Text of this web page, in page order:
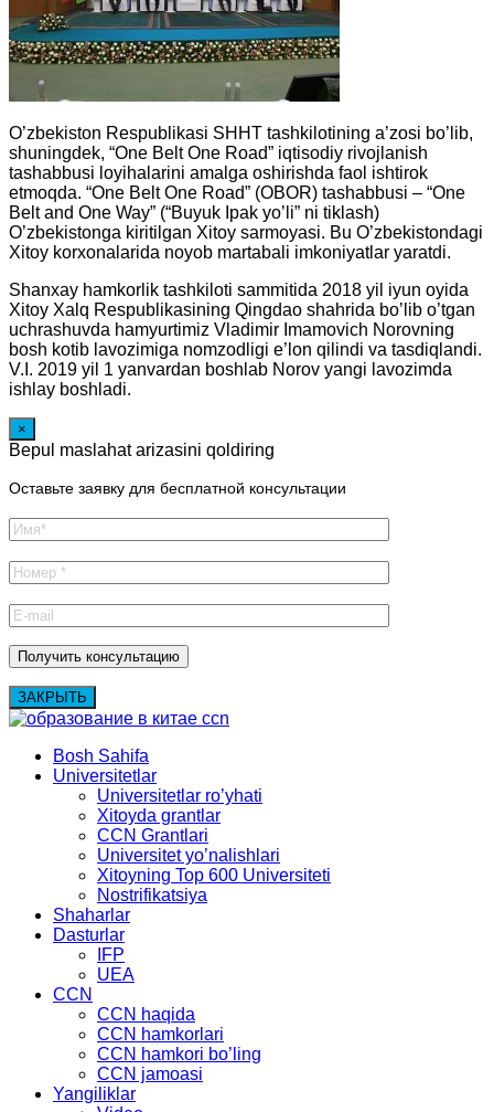
O’zbekiston Respublikasi SHHT tashkilotining a’zosi bo’lib,
shuningdek, “One Belt One Road” iqtisodiy rivojlanish
tashabbusi loyihalarini amalga oshirishda faol ishtirok
etmoqda. “One Belt One Road” (OBOR) tashabbusi – “One
Belt and One Way” (“Buyuk Ipak yo’li” ni tiklash)
O’zbekistonga kiritilgan Xitoy sarmoyasi. Bu O’zbekistondagi
Xitoy korxonalarida noyob martabali imkoniyatlar yaratdi.
Shanxay hamkorlik tashkiloti sammitida 2018 yil iyun oyida
Xitoy Xalq Respublikasining Qingdao shahrida bo’lib o’tgan
uchrashuvda hamyurtimiz Vladimir Imamovich Norovning
bosh kotib lavozimiga nomzodligi e’lon qilindi va tasdiqlandi.
V.I. 2019 yil 1 yanvardan boshlab Norov yangi lavozimda
ishlay boshladi.
×
Bepul maslahat arizasini qoldiring
Оставьте заявку для бесплатной консультации
ЗАКРЫТЬ
Bosh Sahifa
Universitetlar
Universitetlar ro’yhati
Xitoyda grantlar
CCN Grantlari
Universitet yo’nalishlari
Xitoyning Top 600 Universiteti
Nostrifikatsiya
Shaharlar
Dasturlar
IFP
UEA
CCN
CCN haqida
CCN hamkorlari
CCN hamkori bo’ling
CCN jamoasi
Yangiliklar